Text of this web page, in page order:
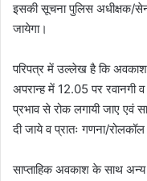
इसकी सूचना पुलिस अधीक्षक/
जायेगा।
परिपत्र में उल्लेख है कि
अपरान्ह में 12.05 पर रवानगी व
प्रभाव से रोक लगायी जाए एवं
दी जाये व प्रातः गणना/
साप्ताहिक अवकाश के साथ अन्य